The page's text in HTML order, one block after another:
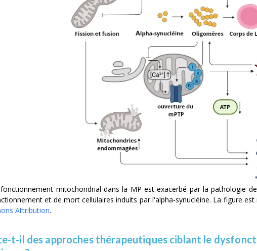
mitochondrial dans la MP est exacerbé par la pathologie
et de mort cellulaires induits par l'alpha-synucléine. La figure
Attribution.
t-il des approches thérapeutiques ciblant le